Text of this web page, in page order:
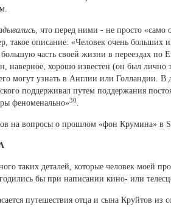
, что перед ними - не просто «само
такое описание: «Человек очень больших
часть своей жизни в переездах по
наверное, хорошо известен (он был
могут узнать в Англии или Голландии.
поддерживал путем поддержания
феноменально»30.
на вопросы о прошлом «фон Крумина» в
таких деталей, которые человек моей
бы при написании кино- или
путешествия отца и сына Круйтов из